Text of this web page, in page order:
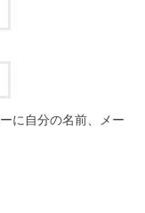
に自分の名前、メー